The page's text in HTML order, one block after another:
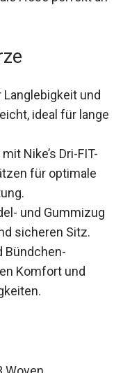
Hose perfekt
Langlebigkeit
leicht, ideal
Nike’s Dri-FIT-
für optimale
und
und
Bündchen-
Komfort und